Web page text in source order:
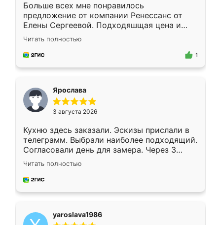
Больше всех мне понравилось
предложение от компании Ренессанс от
Елены Сергеевой. Подходяшщая цена и
короткие сроки изготовления. Приехавший
для замера сотрудник Владислав
предложил по моему эскизу самый
Читать полностью
1
Ярослава
3 августа 2026
Кухню здесь заказали. Эскизы прислали в
телеграмм. Выбрали наиболее подходящий.
Согласовали день для замера. Через 3
недели кухня была уже готова. Остались
довольны работой. Спасибо Ренессанс
мебель за качественную работу!
Читать полностью
yaroslava1986